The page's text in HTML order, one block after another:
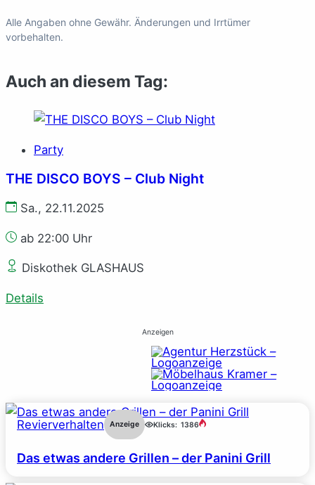
Alle Angaben ohne Gewähr. Änderungen und Irrtümer
vorbehalten.
Auch an diesem Tag:
Party
THE DISCO BOYS – Club Night
Sa., 22.11.2025
ab 22:00 Uhr
Diskothek GLASHAUS
Details
Anzeigen
Revierverhalten Anzeige Klicks: 1386
Das etwas andere Grillen – der Panini Grill